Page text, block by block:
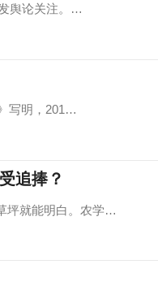
舆论关注。…
写明，201…
追捧？
坪就能明白。农学…